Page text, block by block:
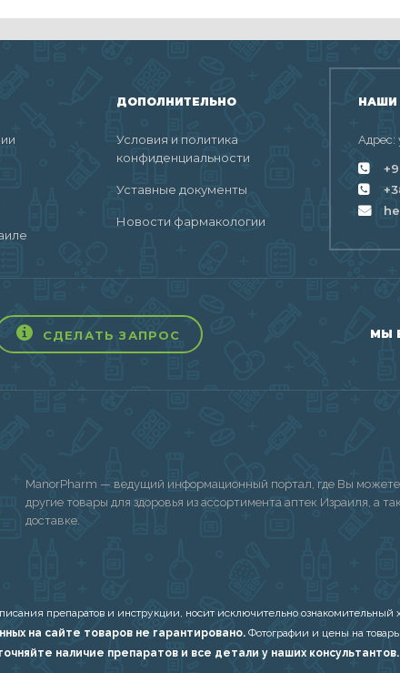
ДОПОЛНИТЕЛЬНО
Условия и политика
конфиденциальности
Уставные документы
Новости фармакологии
НАШИ
Адрес:
СДЕЛАТЬ ЗАПРОС МЫ
ManorPharm — ведущий информационный портал, где Вы
другие товары для здоровья из ассортимента аптек Израиля, а
доставке.
препаратов и инструкции, носит исключительно ознакомительный
на сайте товаров не гарантировано. Фотографии и цены на
наличие препаратов и все детали у наших консультантов.